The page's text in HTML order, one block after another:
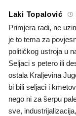
Laki Topalović
Primjera radi, ne
je to tema za
političkog ustroja u
Seljaci s petero ili
ostala Kraljevina
bi bili seljaci i
nego ni za šerpu
sve,